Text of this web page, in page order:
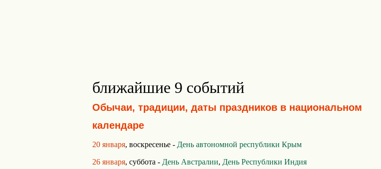
ближайшие 9 событий
Обычаи, традиции, даты праздников в национальном
календаре
20 января, воскресенье - День автономной республики Крым
26 января, суббота - День Австралии, День Республики Индия